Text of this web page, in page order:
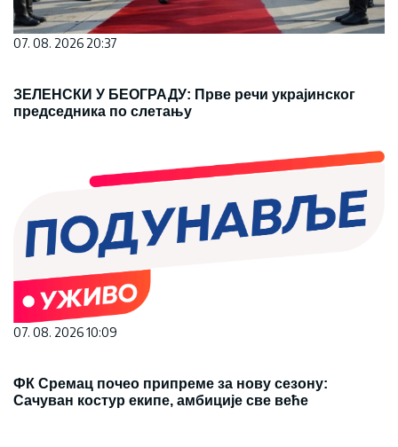
07. 08. 2026 20:37
ЗЕЛЕНСКИ У БЕОГРАДУ: Прве речи украјинског
председника по слетању
07. 08. 2026 10:09
ФК Сремац почео припреме за нову сезону:
Сачуван костур екипе, амбиције све веће